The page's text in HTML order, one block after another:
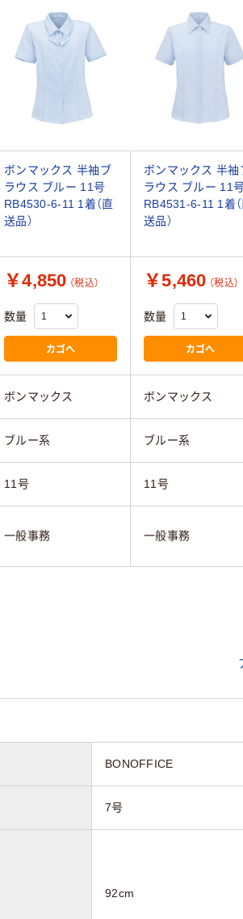
ボンマックス 半袖ブ
ラウス ブルー 11号
RB4530-6-11 1着（直
送品）
ボンマックス 半袖
ラウス ブルー 11
RB4531-6-11 1着（
送品）
￥4,850 （税込）
数量
カゴへ
￥5,460 （税込）
数量
カゴへ
ボンマックス ボンマックス
ブルー系 ブルー系
11号 11号
一般事務 一般事務
BONOFFICE
7号
92cm